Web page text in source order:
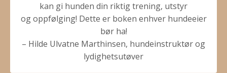
kan gi hunden din riktig trening, utstyr
og oppfølging! Dette er boken enhver hundeeier
bør ha!
– Hilde Ulvatne Marthinsen, hundeinstruktør og
lydighetsutøver